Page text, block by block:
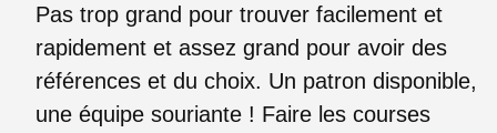
Pas trop grand pour trouver facilement et
rapidement et assez grand pour avoir des
références et du choix. Un patron disponible,
une équipe souriante ! Faire les courses